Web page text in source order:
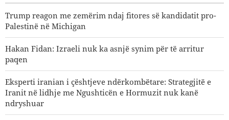
Trump reagon me zemërim ndaj fitores së kandidatit pro-
Palestinë në Michigan
Hakan Fidan: Izraeli nuk ka asnjë synim për të arritur
paqen
Eksperti iranian i çështjeve ndërkombëtare: Strategjitë e
Iranit në lidhje me Ngushticën e Hormuzit nuk kanë
ndryshuar